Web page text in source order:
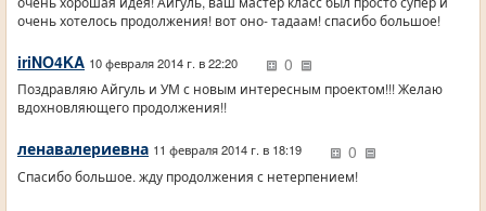
очень хотелось продолжения! вот оно- тадаам! спасибо большое!
iriNO4KA 10 февраля 2014 г. в 22:20 0
Поздравляю Айгуль и УМ с новым интересным проектом!!! Желаю
вдохновляющего продолжения!!
ленавалериевна 11 февраля 2014 г. в 18:19 0
Спасибо большое. жду продолжения с нетерпением!